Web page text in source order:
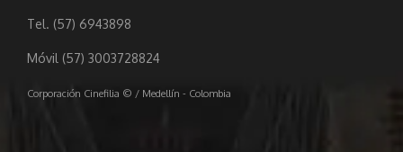
Tel. (57) 6943898
Móvil (57) 3003728824
Corporación Cinefilia © / Medellín - Colombia